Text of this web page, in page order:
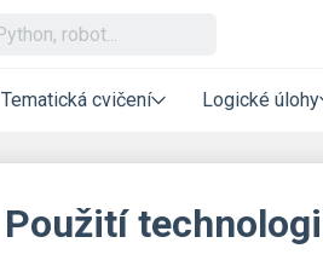
Tematická cvičení Logické úlohy
Použití